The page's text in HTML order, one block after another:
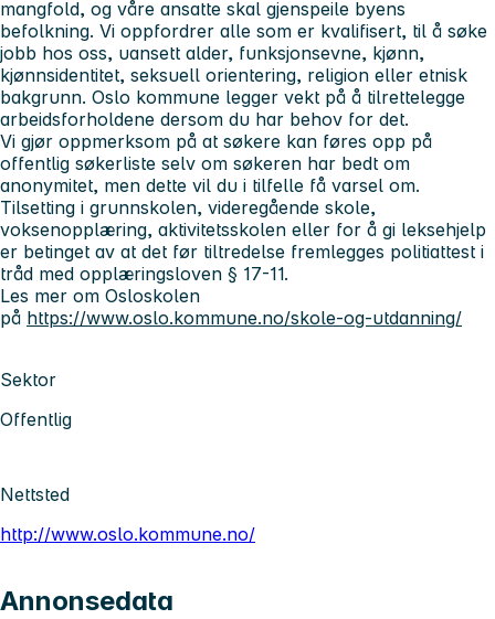
mangfold, og våre ansatte skal gjenspeile byens
befolkning. Vi oppfordrer alle som er kvalifisert, til å søke
jobb hos oss, uansett alder, funksjonsevne, kjønn,
kjønnsidentitet, seksuell orientering, religion eller etnisk
bakgrunn. Oslo kommune legger vekt på å tilrettelegge
arbeidsforholdene dersom du har behov for det.
Vi gjør oppmerksom på at søkere kan føres opp på
offentlig søkerliste selv om søkeren har bedt om
anonymitet, men dette vil du i tilfelle få varsel om.
Tilsetting i grunnskolen, videregående skole,
voksenopplæring, aktivitetsskolen eller for å gi leksehjelp
er betinget av at det før tiltredelse fremlegges politiattest i
tråd med opplæringsloven § 17-11.
Les mer om Osloskolen
på https://www.oslo.kommune.no/skole-og-utdanning/
Sektor
Offentlig
Nettsted
http://www.oslo.kommune.no/
Annonsedata